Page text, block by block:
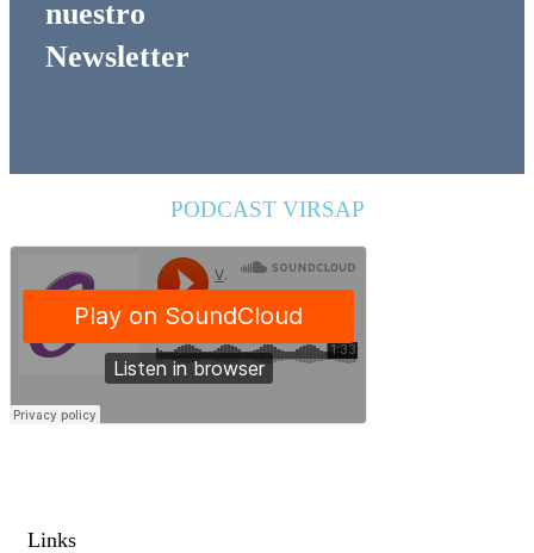
nuestro
Newsletter
PODCAST VIRSAP
Links​